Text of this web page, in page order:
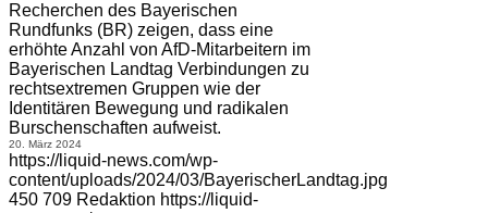
Recherchen des Bayerischen
Rundfunks (BR) zeigen, dass eine
erhöhte Anzahl von AfD-Mitarbeitern im
Bayerischen Landtag Verbindungen zu
rechtsextremen Gruppen wie der
Identitären Bewegung und radikalen
Burschenschaften aufweist.
20. März 2024
https://liquid-news.com/wp-
content/uploads/2024/03/BayerischerLandtag.jpg
450 709 Redaktion https://liquid-